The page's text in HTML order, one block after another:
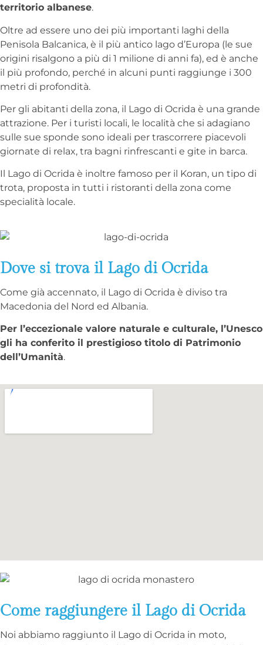
territorio albanese.
Oltre ad essere uno dei più importanti laghi della
Penisola Balcanica, è il più antico lago d’Europa (le sue
origini risalgono a più di 1 milione di anni fa), ed è anche
il più profondo, perché in alcuni punti raggiunge i 300
metri di profondità.
Per gli abitanti della zona, il Lago di Ocrida è una grande
attrazione. Per i turisti locali, le località che si adagiano
sulle sue sponde sono ideali per trascorrere piacevoli
giornate di relax, tra bagni rinfrescanti e gite in barca.
Il Lago di Ocrida è inoltre famoso per il Koran, un tipo di
trota, proposta in tutti i ristoranti della zona come
specialità locale.
Dove si trova il Lago di Ocrida
Come già accennato, il Lago di Ocrida è diviso tra
Macedonia del Nord ed Albania.
Per l’eccezionale valore naturale e culturale, l’Unesco
gli ha conferito il prestigioso titolo di Patrimonio
dell’Umanità.
Come raggiungere il Lago di Ocrida
Noi abbiamo raggiunto il Lago di Ocrida in moto,